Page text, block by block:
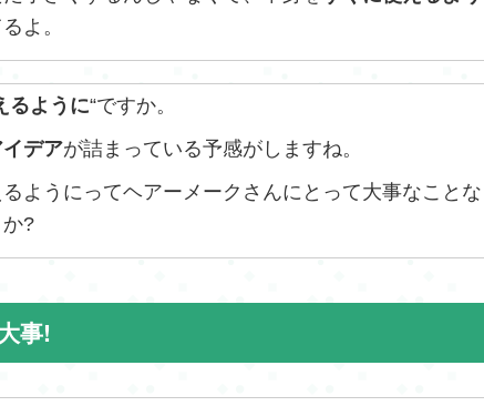
よ。
るように“ですか。
イデアが詰まっている予感がしますね。
ようにってヘアーメークさんにとって大事なことな
?
事!